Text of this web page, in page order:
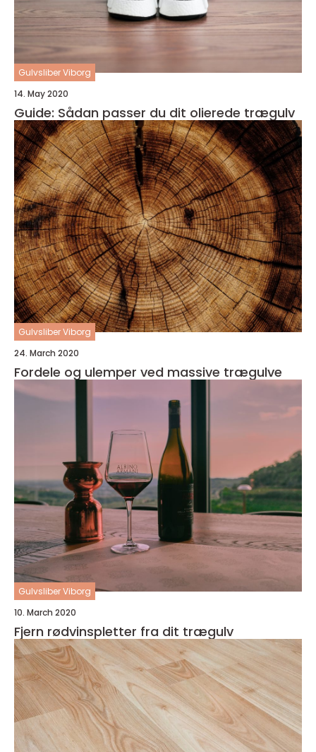
Gulvsliber Viborg
14. May 2020
Guide: Sådan passer du dit olierede trægulv
Gulvsliber Viborg
24. March 2020
Fordele og ulemper ved massive trægulve
Gulvsliber Viborg
10. March 2020
Fjern rødvinspletter fra dit trægulv